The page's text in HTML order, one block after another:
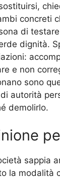
concreti
di
dignità.
e non
sono
autorità
demolirlo.
sappia
la modalità